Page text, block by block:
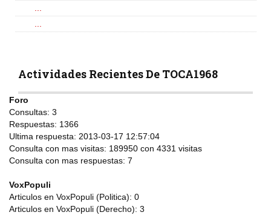
Actividades Recientes De TOCА1968
Foro
Consultas: 3
Respuestas: 1366
Ultima respuesta: 2013-03-17 12:57:04
Consulta con mas visitas: 189950 con 4331 visitas
Consulta con mas respuestas: 7
VoxPopuli
Articulos en VoxPopuli (Politica): 0
Articulos en VoxPopuli (Derecho): 3